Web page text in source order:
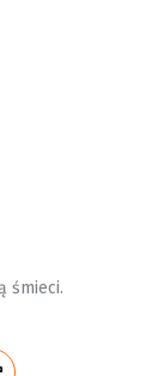
śmieci.